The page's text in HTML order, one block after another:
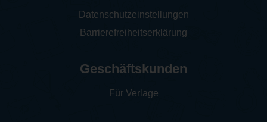
Datenschutzeinstellungen
Barrierefreiheitserklärung
Geschäftskunden
Für Verlage